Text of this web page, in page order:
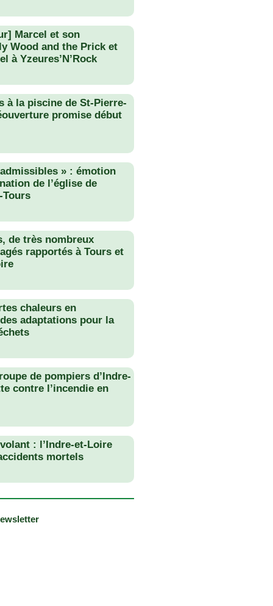
Marcel et son
Wood and the Prick et
à Yzeures’N’Rock
à la piscine de St-Pierre-
promise début
» : émotion
de l’église de
Tours
de très nombreux
rapportés à Tours et
chaleurs en
adaptations pour la
de pompiers d’Indre-
contre l’incendie en
: l’Indre-et-Loire
mortels